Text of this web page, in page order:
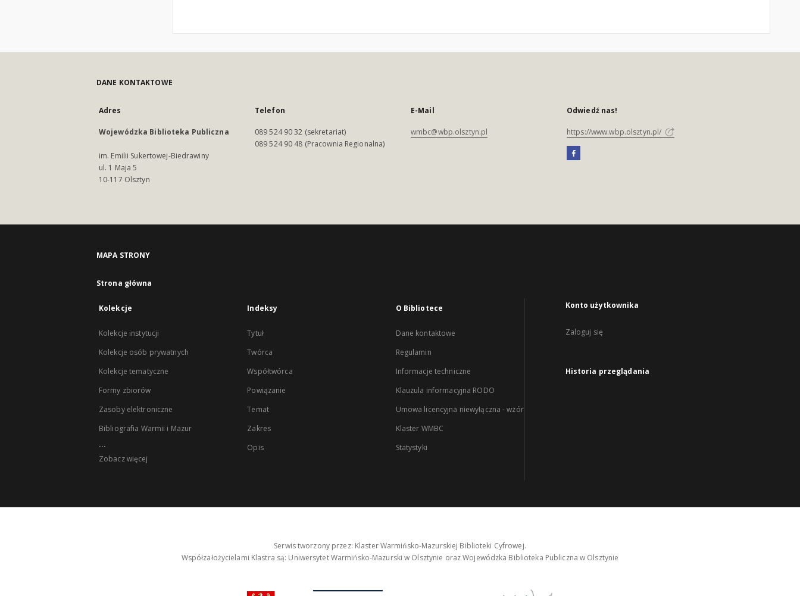
DANE KONTAKTOWE
Adres
Wojewódzka Biblioteka Publiczna
im. Emilii Sukertowej-Biedrawiny
ul. 1 Maja 5
10-117 Olsztyn
Telefon
089 524 90 32 (sekretariat)
089 524 90 48 (Pracownia Regionalna)
E-Mail
wmbc@wbp.olsztyn.pl
Odwiedź nas!
https://www.wbp.olsztyn.pl/
MAPA STRONY
Strona główna
Kolekcje
Kolekcje instytucji
Kolekcje osób prywatnych
Kolekcje tematyczne
Formy zbiorów
Zasoby elektroniczne
Bibliografia Warmii i Mazur
...
Zobacz więcej
Indeksy
Tytuł
Twórca
Współtwórca
Powiązanie
Temat
Zakres
Opis
O Bibliotece
Dane kontaktowe
Regulamin
Informacje techniczne
Klauzula informacyjna RODO
Umowa licencyjna niewyłączna - wzór
Klaster WMBC
Statystyki
Konto użytkownika
Zaloguj się
Historia przeglądania
Serwis tworzony przez: Klaster Warmińsko-Mazurskiej Biblioteki Cyfrowej.
Współzałożycielami Klastra są: Uniwersytet Warmińsko-Mazurski w Olsztynie oraz Wojewódzka Biblioteka Publiczna w Olsztynie